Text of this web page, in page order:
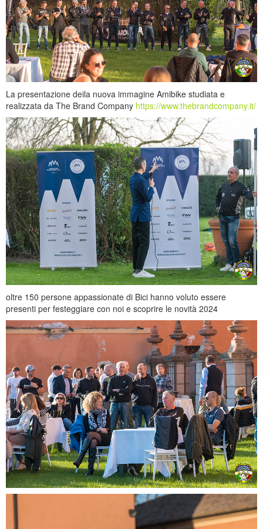
La presentazione deila nuova immagine Amibike studiata e
realizzata da The Brand Company https://www.thebrandcompany.it/
oltre 150 persone appassionate di Bici hanno voluto essere
presenti per festeggiare con noi e scoprire le novità 2024